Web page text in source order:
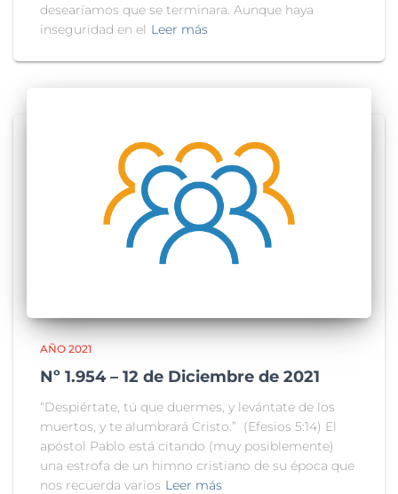
desearíamos que se terminara. Aunque haya
inseguridad en el Leer más
AÑO 2021
Nº 1.954 – 12 de Diciembre de 2021
“Despiértate, tú que duermes, y levántate de los
muertos, y te alumbrará Cristo.” (Efesios 5:14) El
apóstol Pablo está citando (muy posiblemente)
una estrofa de un himno cristiano de su época que
nos recuerda varios Leer más